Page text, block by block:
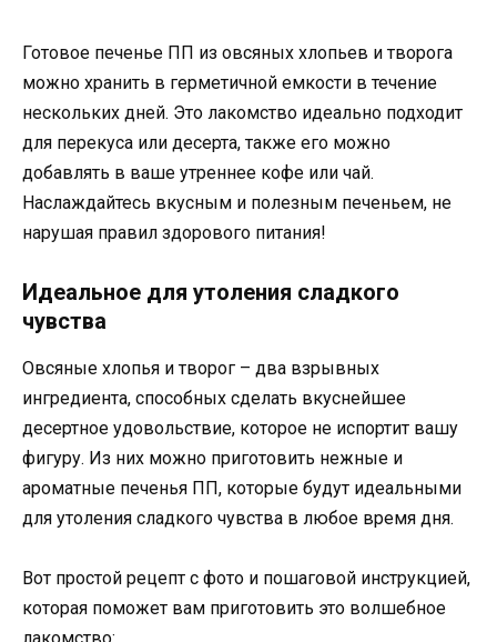
Готовое печенье ПП из овсяных хлопьев и творога
можно хранить в герметичной емкости в течение
нескольких дней. Это лакомство идеально подходит
для перекуса или десерта, также его можно
добавлять в ваше утреннее кофе или чай.
Наслаждайтесь вкусным и полезным печеньем, не
нарушая правил здорового питания!
Идеальное для утоления сладкого
чувства
Овсяные хлопья и творог – два взрывных
ингредиента, способных сделать вкуснейшее
десертное удовольствие, которое не испортит вашу
фигуру. Из них можно приготовить нежные и
ароматные печенья ПП, которые будут идеальными
для утоления сладкого чувства в любое время дня.
Вот простой рецепт с фото и пошаговой инструкцией,
которая поможет вам приготовить это волшебное